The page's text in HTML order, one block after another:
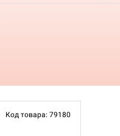
Код товара: 79180